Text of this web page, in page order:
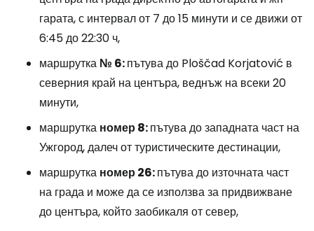
гарата, с интервал от 7 до 15 минути и се движи от
6:45 до 22:30 ч,
маршрутка № 6:пътува до Ploščad Korjatović в
северния край на центъра, веднъж на всеки 20
минути,
маршрутка номер 8:пътува до западната част на
Ужгород, далеч от туристическите дестинации,
маршрутка номер 26:пътува до източната част
на града и може да се използва за придвижване
до центъра, който заобикаля от север,